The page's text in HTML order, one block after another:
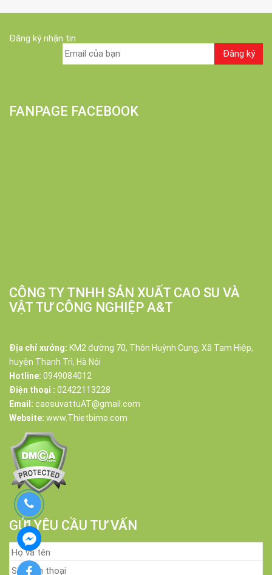
Đăng ký nhận tin
FANPAGE FACEBOOK
CÔNG TY TNHH SẢN XUẤT CAO SU VÀ
VẬT TƯ CÔNG NGHIỆP A&T
Địa chỉ xưởng: KM2 đường 70, Thôn Huỳnh Cung, Xã Tam Hiệp,
huyện Thanh Trì, Hà Nội
Hotline: 0949084012
Điện thoại : 02422113228
Email: caosuvattuAT@gmail.com
Website: www.Thietbimo.com
GỬI YÊU CẦU TƯ VẤN